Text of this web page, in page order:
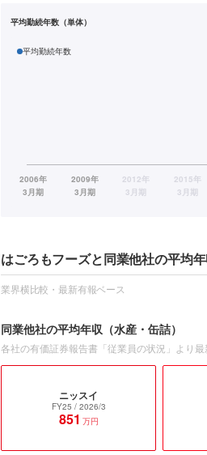
平均勤続年数（単体）
平均勤続年数
はごろもフーズと同業他社の平均
業界横比較・最新有報ベース
同業他社の平均年収 （水産・缶詰）
各社の有価証券報告書「従業員の状況」より
ニッスイ
FY25 / 2026/3
851 万円